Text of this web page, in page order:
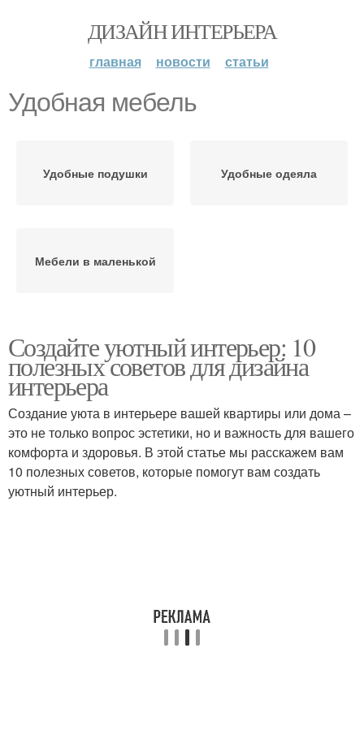
ДИЗАЙН ИНТЕРЬЕРА
главная новости статьи
Удобная мебель
Удобные подушки Удобные одеяла
Мебели в маленькой
Создайте уютный интерьер: 10
полезных советов для дизайна
интерьера
Создание уюта в интерьере вашей квартиры или дома –
это не только вопрос эстетики, но и важность для вашего
комфорта и здоровья. В этой статье мы расскажем вам
10 полезных советов, которые помогут вам создать
уютный интерьер.